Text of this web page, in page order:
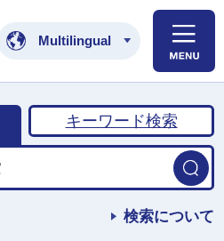
土浦市公式ホームペ
Multilingual
キーワード検索
検索について